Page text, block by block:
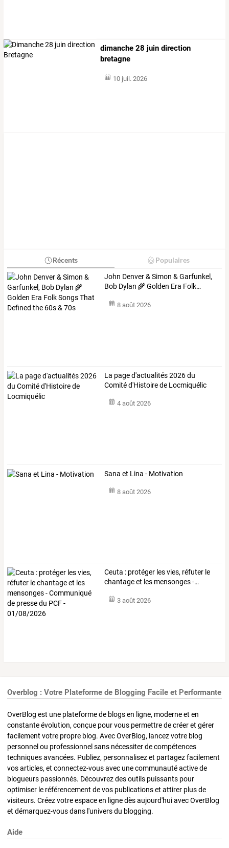
dimanche 28 juin direction
bretagne
10 juil. 2026
Récents Populaires
John Denver& Simon & Garfunkel,
Bob Dylan 🌾 Golden Era Folk…
8 août 2026
La page d'actualités 2026 du
Comité d'Histoire de Locmiquélic
4 août 2026
Sana et Lina - Motivation
8 août 2026
Ceuta : protéger lesvies, réfuter le
chantageet les mensonges-…
3 août 2026
Overblog : Votre Plateforme de Blogging Facile et Performante
OverBlog est une plateforme de blogs en ligne, moderne et en
constante évolution, conçue pour vous permettre de créer et gérer
facilement votre propre blog. Avec OverBlog, lancez votre blog
personnel ou professionnel sans nécessiter de compétences
techniques avancées. Publiez, personnalisez et partagez facilement
vos articles, et connectez-vous avec une communauté active de
blogueurs passionnés. Découvrez des outils puissants pour
optimiser le référencement de vos publications et attirer plus de
visiteurs. Créez votre espace en ligne dès aujourd'hui avec OverBlog
et démarquez-vous dans l'univers du blogging.
Aide